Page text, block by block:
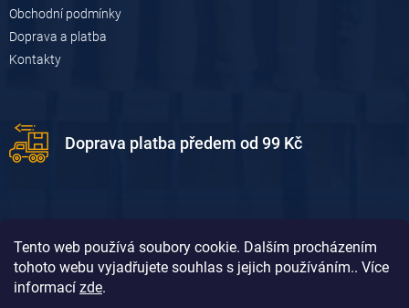
Tento web používá soubory cookie. Dalším procházením
tohoto webu vyjadřujete souhlas s jejich používáním.. Více
informací zde.
Obchodní podmínky
Doprava a platba
Kontakty
Doprava platba předem od 99 Kč
Doprava platba dobírkou od 119 Kč